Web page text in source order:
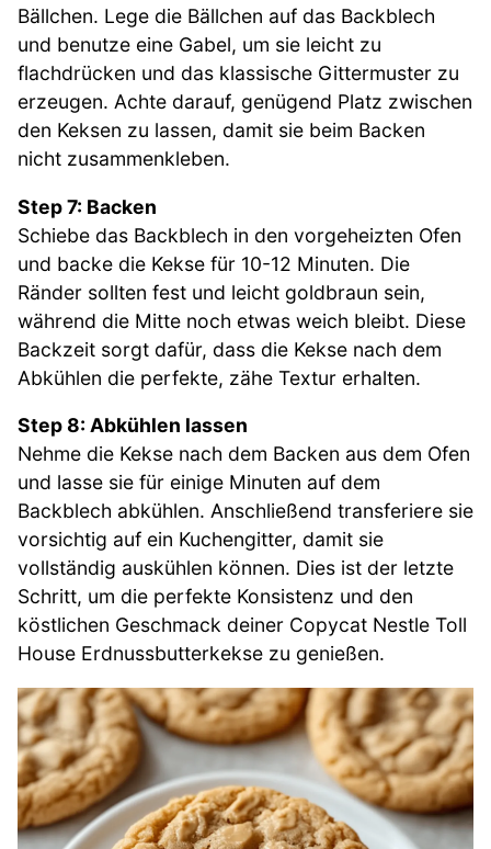
Bällchen. Lege die Bällchen auf das Backblech
und benutze eine Gabel, um sie leicht zu
flachdrücken und das klassische Gittermuster zu
erzeugen. Achte darauf, genügend Platz zwischen
den Keksen zu lassen, damit sie beim Backen
nicht zusammenkleben.
Step 7: Backen
Schiebe das Backblech in den vorgeheizten Ofen
und backe die Kekse für 10-12 Minuten. Die
Ränder sollten fest und leicht goldbraun sein,
während die Mitte noch etwas weich bleibt. Diese
Backzeit sorgt dafür, dass die Kekse nach dem
Abkühlen die perfekte, zähe Textur erhalten.
Step 8: Abkühlen lassen
Nehme die Kekse nach dem Backen aus dem Ofen
und lasse sie für einige Minuten auf dem
Backblech abkühlen. Anschließend transferiere sie
vorsichtig auf ein Kuchengitter, damit sie
vollständig auskühlen können. Dies ist der letzte
Schritt, um die perfekte Konsistenz und den
köstlichen Geschmack deiner Copycat Nestle Toll
House Erdnussbutterkekse zu genießen.